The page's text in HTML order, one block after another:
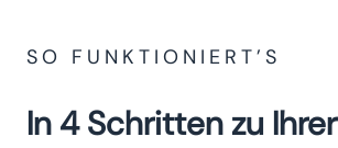
SO FUNKTIONIERT’S
In 4 Schritten zu Ihrer